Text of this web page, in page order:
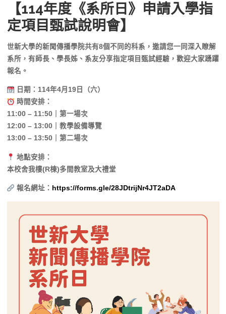
【114年度《系所日》申請入學指
定項目甄試說明會】
世新大學的新聞傳播學院共有8個不同的科系，邀請您一同深入瞭解
系所，有師長、學長姊、系友分享指定項目甄試經驗，歡迎大家踴躍
報名。
日期：114年4月19日（六）
時間安排：
11:00 – 11:50｜第一場次
12:00 – 13:00｜教學設備導覽
13:00 – 13:50｜第二場次
地點安排：
本校舍我樓(R棟)多間教室及大禮堂
報名網址： https://forms.gle/28JDtrijNr4JT2aDA